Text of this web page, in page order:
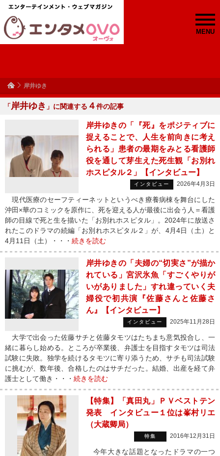
MENU
岸井ゆき
「岸井ゆき 」に関連する ４件の記事
岸井ゆきの「『死』をポジティブに
捉えることで、人生を前向きに考え
られる」患者の最期をみとる看護師
役を通して芽生えた死生観「お別れ
ホスピタル２」【インタビュー】
インタビュー 2026年4月3日
現代医療のセーフティーネットというべき療養病棟を舞台にした
沖田×華のコミックを原作に、死を迎える人が最後に出会う人＝看護
師の目線で死と生を描いた「お別れホスピタル」。2024年に放送さ
れたこのドラマの続編「お別れホスピタル２」が、4月4日（土）と
4月11日（土）・・・ 続きを読む
岸井ゆきの「夫婦の“切実さ”が描か
れている」宮沢氷魚「すごくやりが
いがありました」すれ違っていく夫
婦役で初共演『佐藤さんと佐藤さ
ん』【インタビュー】
インタビュー 2025年11月28日
大学で出会った佐藤サチと佐藤タモツはたちまち意気投合し、一
緒に暮らし始める。ところが卒業後、弁護⼠を⽬指すタモツは司法
試験に失敗。独学を続けるタモツに寄り添うため、サチも司法試験
に挑むが、数年後、合格したのはサチだった。結婚、出産を経て弁
護⼠として働き・・・ 続きを読む
【特集】「真田丸」ＰＶベストテン
発表 インタビュー１位は峯村リエ
（大蔵卿局）
特集 2016年12月31日
今年大きな話題となったドラマの一つ